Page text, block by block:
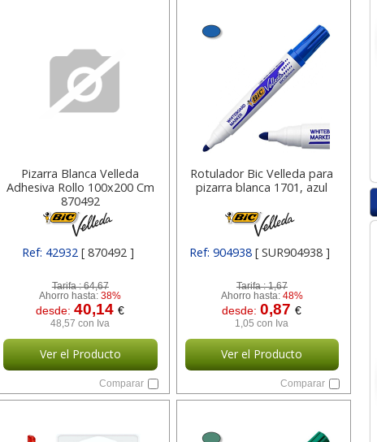
Pizarra Blanca Velleda
Adhesiva Rollo 100x200 Cm
870492
Ref: 42932 [ 870492 ]
Tarifa :64,67
Ahorro hasta:38%
desde:40,14€
48,57 con Iva
Ver el Producto
Comparar
Rotulador Bic Velleda para
pizarra blanca 1701, azul
Ref: 904938[ SUR904938 ]
Tarifa :1,67
Ahorro hasta: 48%
desde:0,87€
1,05 con Iva
Ver el Producto
Comparar